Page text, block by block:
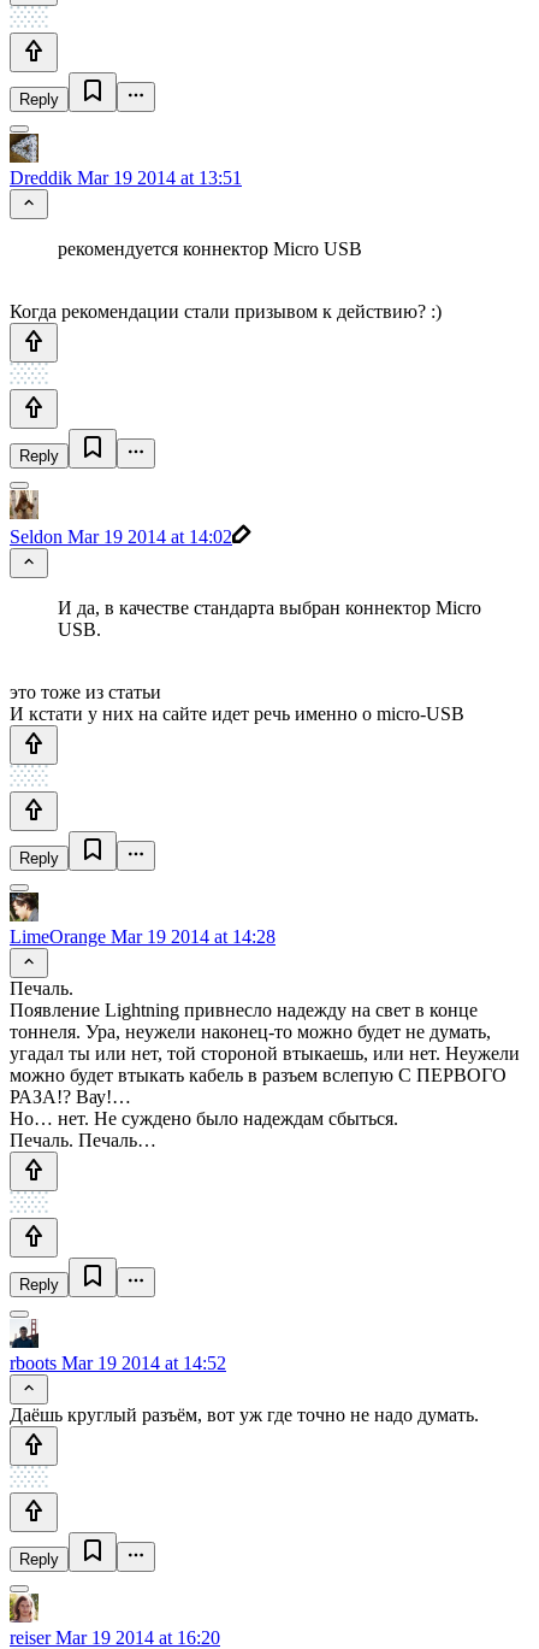
Reply
Dreddik Mar 19 2014 at 13:51
рекомендуется коннектор Micro USB
Когда рекомендации стали призывом к действию? :)
Reply
Seldon Mar 19 2014 at 14:02
И да, в качестве стандарта выбран коннектор Micro
USB.
это тоже из статьи
И кстати у них на сайте идет речь именно о micro-USB
Reply
LimeOrange Mar 19 2014 at 14:28
Печаль.
Появление Lightning привнесло надежду на свет в конце
тоннеля. Ура, неужели наконец-то можно будет не думать,
угадал ты или нет, той стороной втыкаешь, или нет. Неужели
можно будет втыкать кабель в разъем вслепую С ПЕРВОГО
РАЗА!? Вау!…
Но… нет. Не суждено было надеждам сбыться.
Печаль. Печаль…
Reply
rboots Mar 19 2014 at 14:52
Даёшь круглый разъём, вот уж где точно не надо думать.
Reply
reiserMar 19 2014 at 16:20